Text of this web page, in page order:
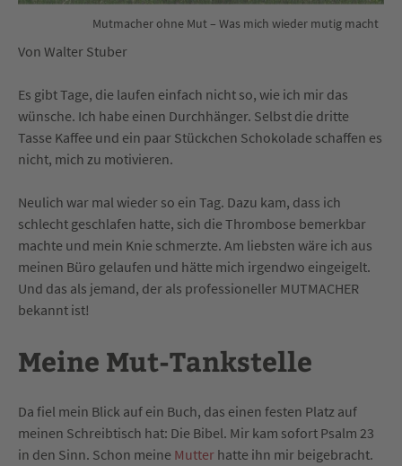
Mutmacher ohne Mut – Was mich wieder mutig macht
Von Walter Stuber
Es gibt Tage, die laufen einfach nicht so, wie ich mir das
wünsche. Ich habe einen Durchhänger. Selbst die dritte
Tasse Kaffee und ein paar Stückchen Schokolade schaffen es
nicht, mich zu motivieren.
Neulich war mal wieder so ein Tag. Dazu kam, dass ich
schlecht geschlafen hatte, sich die Thrombose bemerkbar
machte und mein Knie schmerzte. Am liebsten wäre ich aus
meinen Büro gelaufen und hätte mich irgendwo eingeigelt.
Und das als jemand, der als professioneller MUTMACHER
bekannt ist!
Meine Mut-Tankstelle
Da fiel mein Blick auf ein Buch, das einen festen Platz auf
meinen Schreibtisch hat: Die Bibel. Mir kam sofort Psalm 23
in den Sinn. Schon meine Mutter hatte ihn mir beigebracht.